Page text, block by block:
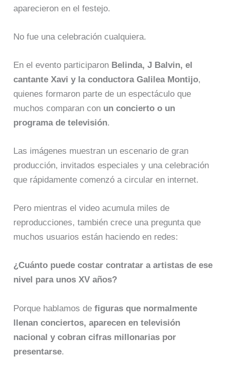
aparecieron en el festejo.
No fue una celebración cualquiera.
En el evento participaron Belinda, J Balvin, el
cantante Xavi y la conductora Galilea Montijo,
quienes formaron parte de un espectáculo que
muchos comparan con un concierto o un
programa de televisión.
Las imágenes muestran un escenario de gran
producción, invitados especiales y una celebración
que rápidamente comenzó a circular en internet.
Pero mientras el video acumula miles de
reproducciones, también crece una pregunta que
muchos usuarios están haciendo en redes:
¿Cuánto puede costar contratar a artistas de ese
nivel para unos XV años?
Porque hablamos defiguras que normalmente
llenan conciertos, aparecen en televisión
nacional y cobran cifras millonarias por
presentarse.